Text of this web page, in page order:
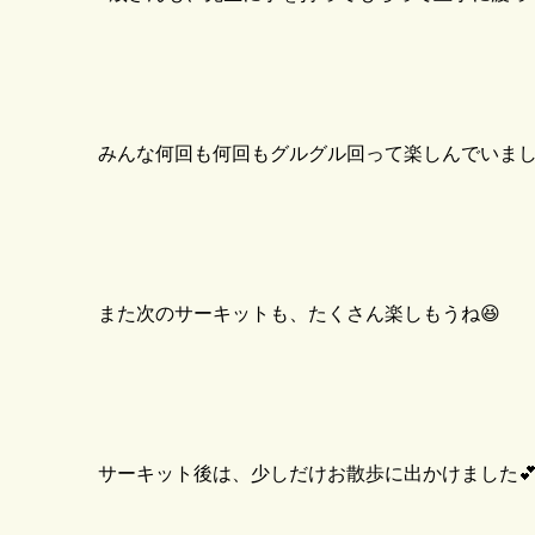
みんな何回も何回もグルグル回って楽しんでいま
また次のサーキットも、たくさん楽しもうね😆
サーキット後は、少しだけお散歩に出かけました